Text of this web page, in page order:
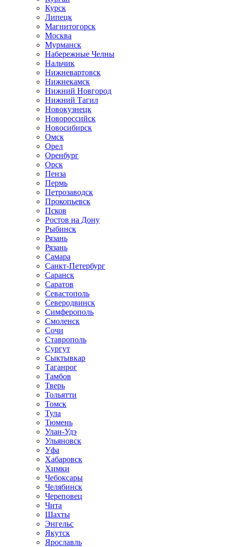
Курск
Липецк
Магнитогорск
Москва
Мурманск
Набережные Челны
Нальчик
Нижневартовск
Нижнекамск
Нижний Новгород
Нижний Тагил
Новокузнецк
Новороссийск
Новосибирск
Омск
Орел
Оренбург
Орск
Пенза
Пермь
Петрозаводск
Прокопьевск
Псков
Ростов на Дону
Рыбинск
Рязань
Рязань
Самара
Санкт-Петербург
Саранск
Саратов
Севастополь
Северодвинск
Симферополь
Смоленск
Сочи
Ставрополь
Сургут
Сыктывкар
Таганрог
Тамбов
Тверь
Тольятти
Томск
Тула
Тюмень
Улан-Удэ
Ульяновск
Уфа
Хабаровск
Химки
Чебоксары
Челябинск
Череповец
Чита
Шахты
Энгельс
Якутск
Ярославль